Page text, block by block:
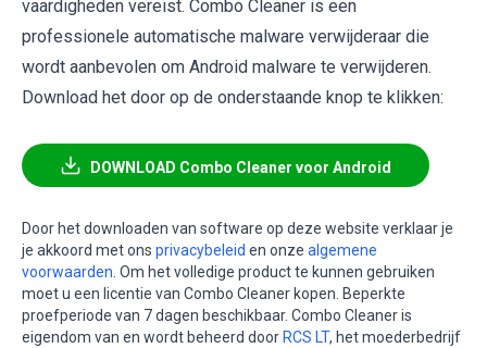
vaardigheden vereist. Combo Cleaner is een
professionele automatische malware verwijderaar die
wordt aanbevolen om Android malware te verwijderen.
Download het door op de onderstaande knop te klikken:
DOWNLOAD Combo Cleaner voor Android
Door het downloaden van software op deze website verklaar je
je akkoord met ons privacybeleid en onze algemene
voorwaarden. Om het volledige product te kunnen gebruiken
moet u een licentie van Combo Cleaner kopen. Beperkte
proefperiode van 7 dagen beschikbaar. Combo Cleaner is
eigendom van en wordt beheerd door RCS LT, het moederbedrijf